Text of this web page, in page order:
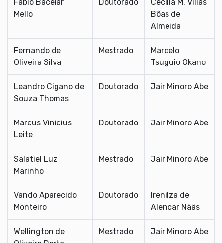
Fábio Bacelar
Mello
Doutorado
Cecilia M. Villas
Bôas de
Almeida
Fernando de
Oliveira Silva
Mestrado
Marcelo
Tsuguio Okano
Leandro Cigano de
Souza Thomas
Doutorado Jair Minoro Abe
Marcus Vinicius
Leite
Doutorado Jair Minoro Abe
Salatiel Luz
Marinho
Mestrado Jair Minoro Abe
Vando Aparecido
Monteiro
Doutorado
Irenilza de
Alencar Nääs
Wellington de
Mestrado Jair Minoro Abe